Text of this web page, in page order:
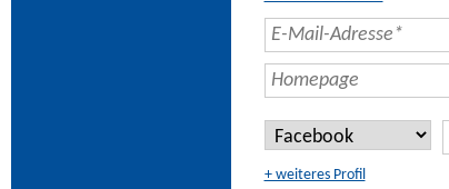
+ weiteres Profil